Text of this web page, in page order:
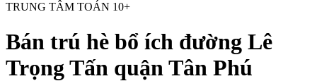
TRUNG TÂM TOÁN 10+
Bán trú hè bổ ích đường Lê
Trọng Tấn quận Tân Phú